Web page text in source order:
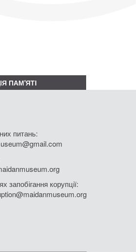
ПАМ'ЯТІ
питань:
запобігання корупції: